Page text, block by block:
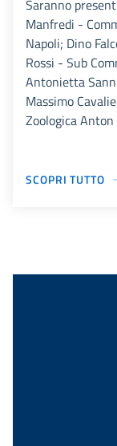
Saranno
Manfredi -
Napoli; Dino
Rossi - Sub
Antonietta
Massimo
Zoologica
SCOPRI TUTTO